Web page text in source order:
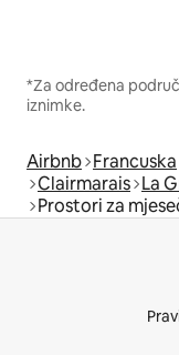
*Za određena
iznimke.
Airbnb Francuska
Clairmarais La
Prostori za